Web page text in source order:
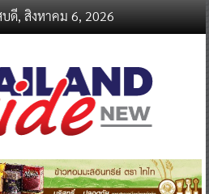
ดี, สิงหาคม 6, 2026